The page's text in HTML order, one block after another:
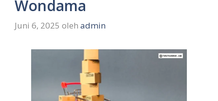
Wondama
Juni 6, 2025 oleh admin